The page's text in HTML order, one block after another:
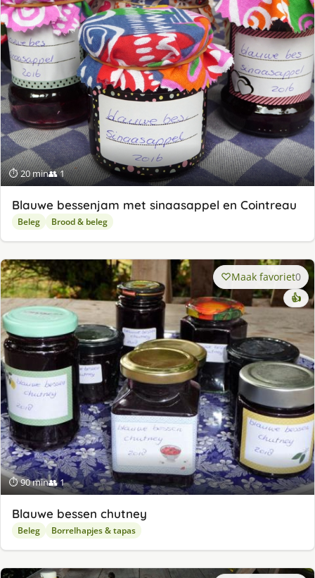
⏱ 20 min👥 1
Blauwe bessenjam met sinaasappel en Cointreau
Beleg Brood & beleg
⏱ 90 min👥 1
Maak favoriet0
👍
Blauwe bessen chutney
Beleg Borrelhapjes & tapas